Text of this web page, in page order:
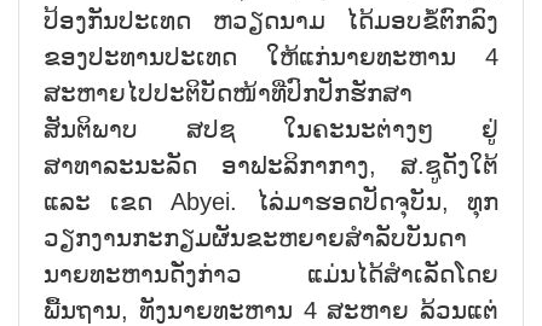
ປ້ອງກັນປະເທດ ຫວຽດນາມ ໄດ້ມອບຂໍ້ຕົກລົງ
ຂອງປະທານປະເທດ ໃຫ້ແກ່ນາຍທະຫານ 4
ສະຫາຍໄປປະຕິບັດໜ້າທີ່ປົກປັກຮັກສາ
ສັນຕິພາບ ສປຊ ໃນຄະນະຕ່າງໆ ຢູ່
ສາທາລະນະລັດ ອາຟະລິກາກາງ, ສ.ຊູດັງໃຕ້
ແລະ ເຂດ Abyei. ໄລ່ມາຮອດປັດຈຸບັນ, ທຸກ
ວຽກງານກະກຽມຜັນຂະຫຍາຍສຳລັບບັນດາ
ນາຍທະຫານດັ່ງກ່າວ ແມ່ນໄດ້ສຳເລັດໂດຍ
ພື້ນຖານ, ທັງນາຍທະຫານ 4 ສະຫາຍ ລ້ວນແຕ່